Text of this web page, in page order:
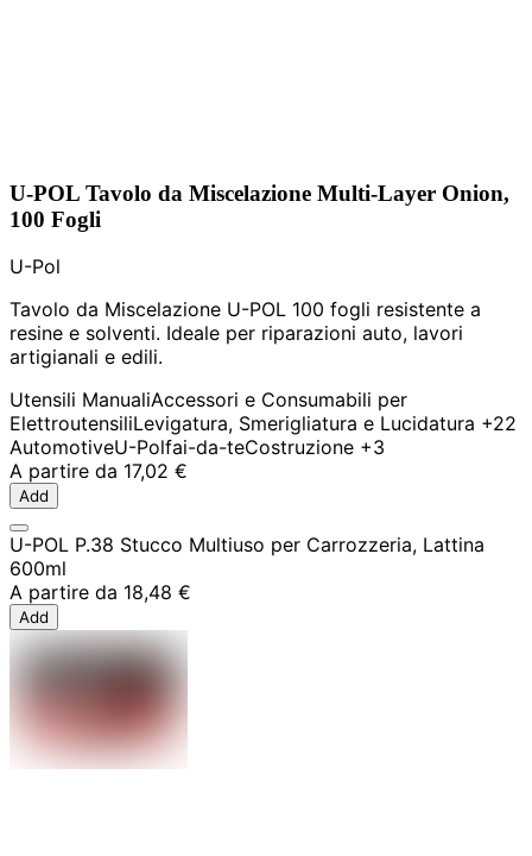
U-POL Tavolo da Miscelazione Multi-Layer Onion,
100 Fogli
U-Pol
Tavolo da Miscelazione U-POL 100 fogli resistente a
resine e solventi. Ideale per riparazioni auto, lavori
artigianali e edili.
Utensili ManualiAccessori e Consumabili per
ElettroutensiliLevigatura, Smerigliatura e Lucidatura +22
AutomotiveU-Polfai-da-teCostruzione +3
A partire da 17,02 €
Add
U-POL P.38 Stucco Multiuso per Carrozzeria, Lattina
600ml
A partire da 18,48 €
Add